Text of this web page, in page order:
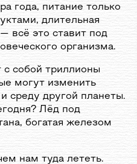
года, питание только
длительная
всё это ставит под
организма.
с собой триллионы
могут изменить
среду другой планеты.
Лёд под
богатая железом
нам туда лететь.